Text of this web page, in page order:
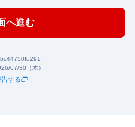
へ進む
07/30（木）
する